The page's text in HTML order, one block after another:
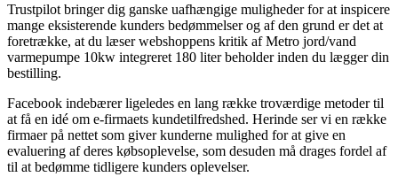
Trustpilot bringer dig ganske uafhængige muligheder for at inspicere
mange eksisterende kunders bedømmelser og af den grund er det at
foretrække, at du læser webshoppens kritik af Metro jord/vand
varmepumpe 10kw integreret 180 liter beholder inden du lægger din
bestilling.
Facebook indebærer ligeledes en lang række troværdige metoder til
at få en idé om e-firmaets kundetilfredshed. Herinde ser vi en række
firmaer på nettet som giver kunderne mulighed for at give en
evaluering af deres købsoplevelse, som desuden må drages fordel af
til at bedømme tidligere kunders oplevelser.